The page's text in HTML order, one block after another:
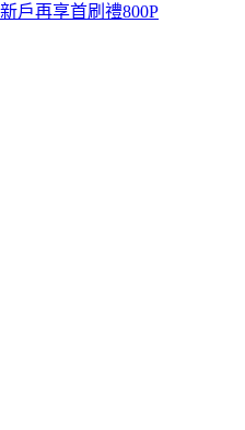
戶再享首刷禮800P